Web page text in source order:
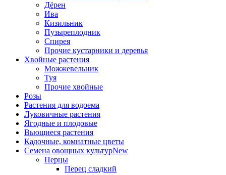
Дёрен
Ива
Кизильник
Пузыреплодник
Спирея
Прочие кустарники и деревья
Хвойные растения
Можжевельник
Туя
Прочие хвойные
Розы
Растения для водоема
Луковичные растения
Ягодные и плодовые
Вьющиеся растения
Кадочные, комнатные цветы
Семена овощных культурNew
Перцы
Перец сладкий